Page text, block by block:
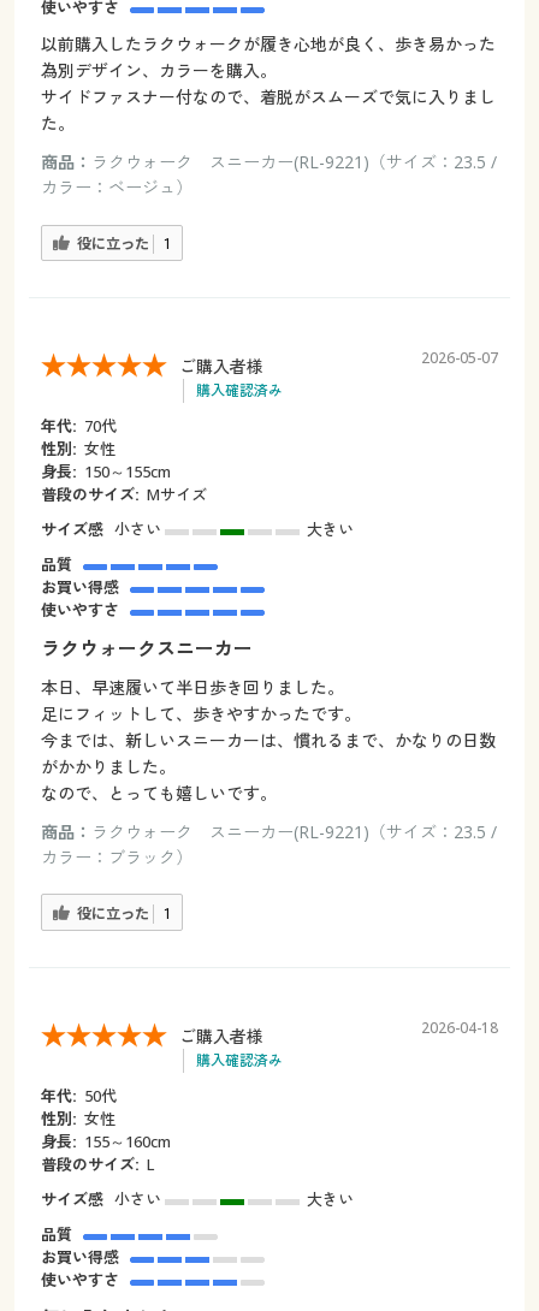
使いやすさ
以前購入したラクウォークが履き心地が良く、歩き易かった
為別デザイン、カラーを購入。
サイドファスナー付なので、着脱がスムーズで気に入りまし
た。
商品： ラクウォーク スニーカー(RL-9221)（サイズ：23.5 /
カラー：ベージュ）
役に立った 1
ご購入者様
購入確認済み
2026-05-07
年代: 70代
性別: 女性
身長: 150～155cm
普段のサイズ: Мサイズ
サイズ感 小さい
大きい
品質
お買い得感
使いやすさ
ラクウォークスニーカー
本日、早速履いて半日歩き回りました。
足にフィットして、歩きやすかったです。
今までは、新しいスニーカーは、慣れるまで、かなりの日数
がかかりました。
なので、とっても嬉しいです。
商品： ラクウォーク スニーカー(RL-9221)（サイズ：23.5 /
カラー：ブラック）
役に立った 1
ご購入者様
購入確認済み
2026-04-18
年代: 50代
性別: 女性
身長: 155～160cm
普段のサイズ: L
サイズ感 小さい
大きい
品質
お買い得感
使いやすさ